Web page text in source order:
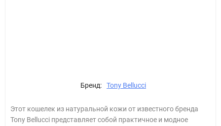
Бренд: Tony Bellucci
Этот кошелек из натуральной кожи от известного бренда
Tony Bellucci представляет собой практичное и модное